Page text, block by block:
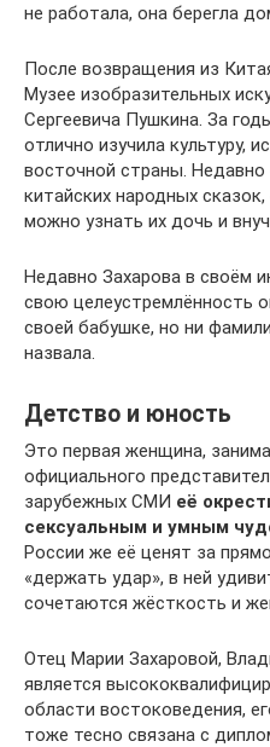
не работала, она берегла
После возвращения из
Музее изобразительных
Сергеевича Пушкина. За
отлично изучила культуру,
восточной страны. Недавно
китайских народных
можно узнать их дочь и
Недавно Захарова в своём
свою целеустремлённость
своей бабушке, но ни
назвала.
Детство и юность
Это первая женщина,
официального
зарубежных СМИ её
сексуальным и умным
России же её ценят за
«держать удар», в ней
сочетаются жёсткость и
Отец Марии Захаровой,
является
области востоковедения,
тоже тесно связана с